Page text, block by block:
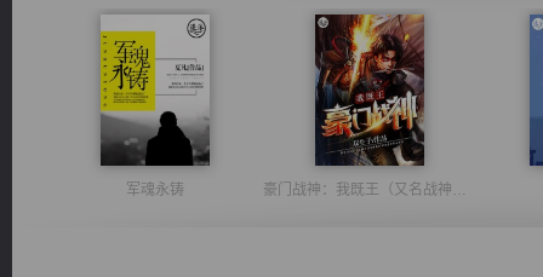
军魂永铸 豪门战神：我既王（又名战神归来不败神婿修罗战神）